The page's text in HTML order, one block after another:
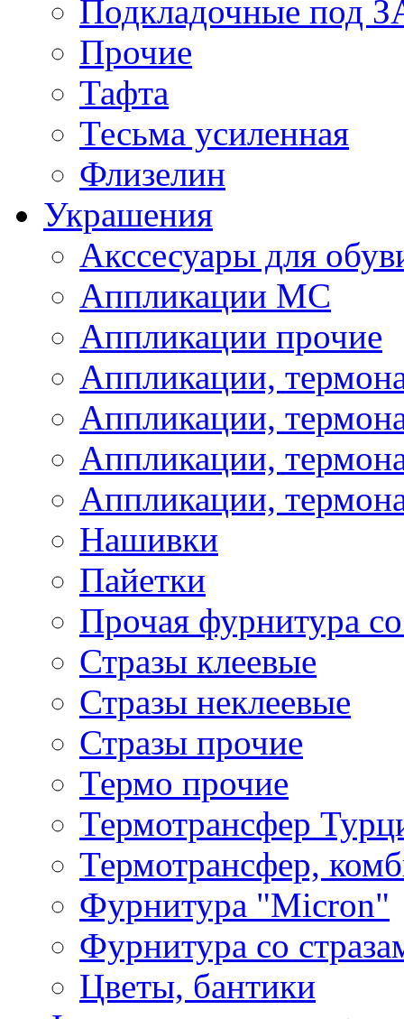
Подкладочные под
Прочие
Тафта
Тесьма усиленная
Флизелин
Украшения
Акссесуары для
Аппликации МС
Аппликации прочие
Аппликации,
Аппликации,
Аппликации,
Аппликации,
Нашивки
Пайетки
Прочая фурнитура
Стразы клеевые
Стразы неклеевые
Стразы прочие
Термо прочие
Термотрансфер
Термотрансфер,
Фурнитура "Micron"
Фурнитура со
Цветы, бантики